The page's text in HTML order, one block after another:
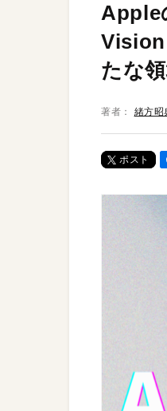
Apple
Vision
たな
著者： 緒方昭
ポスト